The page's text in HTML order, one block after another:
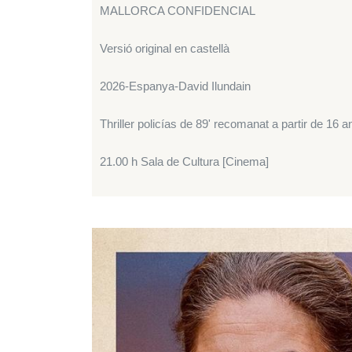
MALLORCA CONFIDENCIAL
Versió original en castellà
2026-Espanya-David Ilundain
Thriller policías de 89' recomanat a partir de 16
21.00 h Sala de Cultura [Cinema]